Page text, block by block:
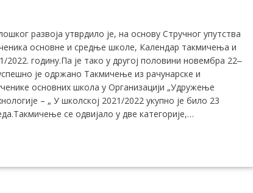
развоја утврдило је, на основу Стручног упутства
основне и средње школе, Календар такмичења и
годину.Па је тако у другој половини новембра 22‒
је одржано Такмичење из рачунарске и
основних школа у Организацији „Удружење
– „ У школској 2021/2022 укупно је било 23
се одвијало у две категорије,…